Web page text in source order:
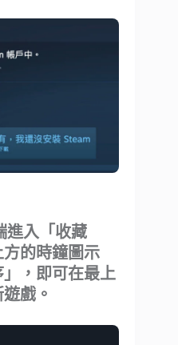
進入「收藏
的時鐘圖示
」，即可在最上
戲。